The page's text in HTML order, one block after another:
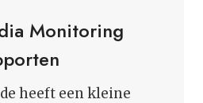
Monitoring
heeft een kleine